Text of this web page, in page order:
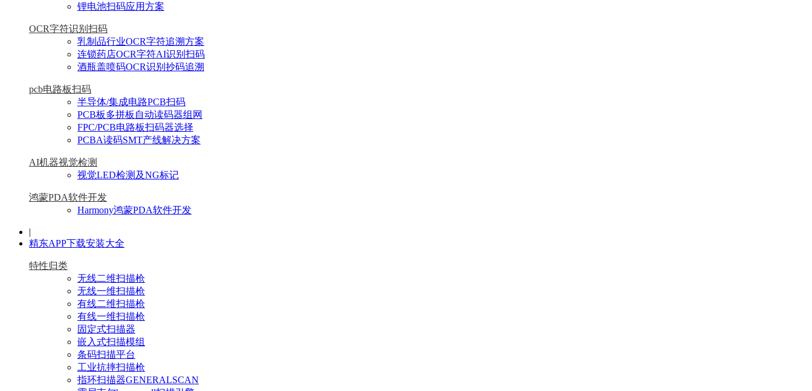
锂电池扫码应用方案
OCR字符识别扫码
乳制品行业OCR字符追溯方案
连锁药店OCR字符AI识别扫码
酒瓶盖喷码OCR识别抄码追溯
pcb电路板扫码
半导体/集成电路PCB扫码
PCB板多拼板自动读码器组网
FPC/PCB电路板扫码器选择
PCBA读码SMT产线解决方案
AI机器视觉检测
视觉LED检测及NG标记
鸿蒙PDA软件开发
Harmony鸿蒙PDA软件开发
|
精东APP下载安装大全
特性归类
无线二维扫描枪
无线一维扫描枪
有线二维扫描枪
有线一维扫描枪
固定式扫描器
嵌入式扫描模组
条码扫描平台
工业抗摔扫描枪
指环扫描器GENERALSCAN